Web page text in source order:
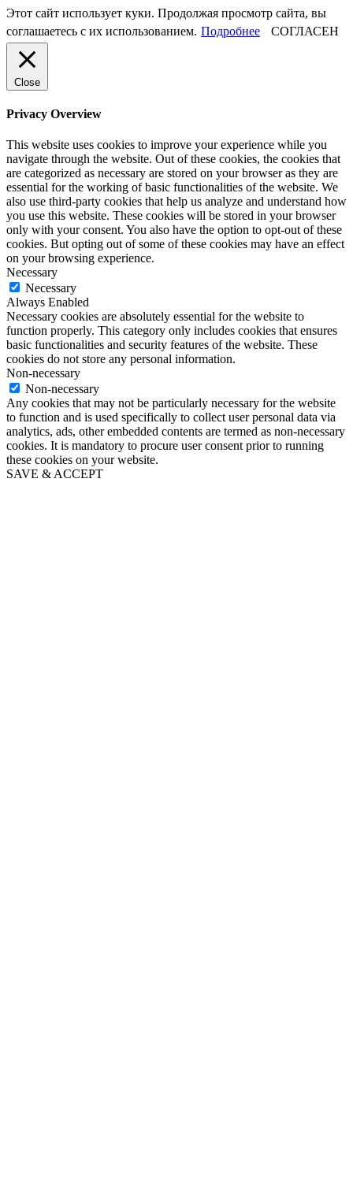
Этот сайт использует куки. Продолжая просмотр сайта, вы
соглашаетесь с их использованием. Подробнее СОГЛАСЕН
Close
Privacy Overview
This website uses cookies to improve your experience while you
navigate through the website. Out of these cookies, the cookies that
are categorized as necessary are stored on your browser as they are
essential for the working of basic functionalities of the website. We
also use third-party cookies that help us analyze and understand how
you use this website. These cookies will be stored in your browser
only with your consent. You also have the option to opt-out of these
cookies. But opting out of some of these cookies may have an effect
on your browsing experience.
Necessary
Necessary
Always Enabled
Necessary cookies are absolutely essential for the website to
function properly. This category only includes cookies that ensures
basic functionalities and security features of the website. These
cookies do not store any personal information.
Non-necessary
Non-necessary
Any cookies that may not be particularly necessary for the website
to function and is used specifically to collect user personal data via
analytics, ads, other embedded contents are termed as non-necessary
cookies. It is mandatory to procure user consent prior to running
these cookies on your website.
SAVE & ACCEPT